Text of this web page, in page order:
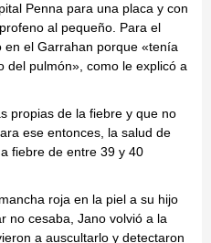
Penna para una placa y con
al pequeño. Para el
en el Garrahan porque «tenía
del pulmón», como le explicó a
propias de la fiebre y que no
ese entonces, la salud de
fiebre de entre 39 y 40
roja en la piel a su hijo
no cesaba, Jano volvió a la
a auscultarlo y detectaron